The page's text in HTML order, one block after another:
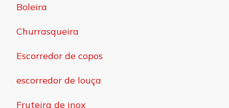
Boleira
Churrasqueira
Escorredor de copos
escorredor de louça
Fruteira de inox